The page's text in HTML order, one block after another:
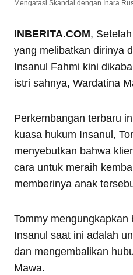
Mengatasi Skandal dengan Inara
INBERITA.COM,
yang melibatkan dirinya
Insanul Fahmi kini
istri sahnya, Wardatina
Perkembangan terbaru
kuasa hukum Insanul,
menyebutkan bahwa
cara untuk meraih
memberinya anak
Tommy mengungkapkan
Insanul saat ini adalah
dan mengembalikan
Mawa.